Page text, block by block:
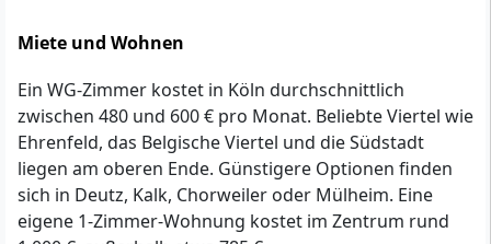
Miete und Wohnen
Ein WG-Zimmer kostet in Köln durchschnittlich
zwischen 480 und 600 € pro Monat. Beliebte Viertel wie
Ehrenfeld, das Belgische Viertel und die Südstadt
liegen am oberen Ende. Günstigere Optionen finden
sich in Deutz, Kalk, Chorweiler oder Mülheim. Eine
eigene 1-Zimmer-Wohnung kostet im Zentrum rund